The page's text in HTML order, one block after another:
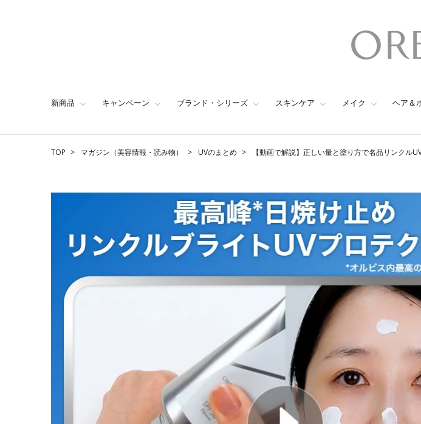
新商品 キャンペーン ブランド・シリーズ スキンケア メイク ヘア＆
TOP マガジン（美容情報・読み物） UVのまとめ 【動画で解説】正しい量と塗り方で名品リンクル